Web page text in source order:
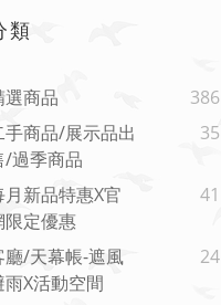
類
選商品
386
手商品/展示品出
/過季商品
35
月新品特惠x官
限定優惠
41
廳/天幕帳-遮風
雨x活動空間
24